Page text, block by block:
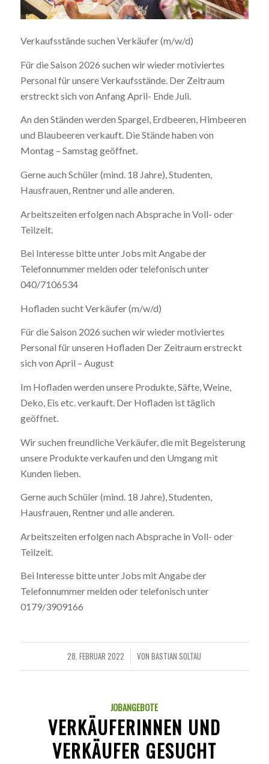
Verkaufsstände suchen Verkäufer (m/w/d)
Für die Saison 2026 suchen wir wieder motiviertes
Personal für unsere Verkaufsstände. Der Zeitraum
erstreckt sich von Anfang April- Ende Juli.
An den Ständen werden Spargel, Erdbeeren, Himbeeren
und Blaubeeren verkauft. Die Stände haben von
Montag – Samstag geöffnet.
Gerne auch Schüler (mind. 18 Jahre), Studenten,
Hausfrauen, Rentner und alle anderen.
Arbeitszeiten erfolgen nach Absprache in Voll- oder
Teilzeit.
Bei Interesse bitte unter Jobs mit Angabe der
Telefonnummer melden oder telefonisch unter
040/7106534
Hofladen sucht Verkäufer (m/w/d)
Für die Saison 2026 suchen wir wieder motiviertes
Personal für unseren Hofladen Der Zeitraum erstreckt
sich von April – August
Im Hofladen werden unsere Produkte, Säfte, Weine,
Deko, Eis etc. verkauft. Der Hofladen ist täglich
geöffnet.
Wir suchen freundliche Verkäufer, die mit Begeisterung
unsere Produkte verkaufen und den Umgang mit
Kunden lieben.
Gerne auch Schüler (mind. 18 Jahre), Studenten,
Hausfrauen, Rentner und alle anderen.
Arbeitszeiten erfolgen nach Absprache in Voll- oder
Teilzeit.
Bei Interesse bitte unter Jobs mit Angabe der
Telefonnummer melden oder telefonisch unter
0179/3909166
28. FEBRUAR 2022
/ VONBASTIAN SOLTAU
JOBANGEBOTE
VERKÄUFERINNEN UND
VERKÄUFER GESUCHT